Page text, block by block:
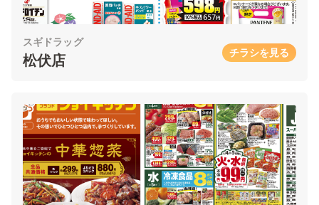
スギドラッグ
松伏店 チラシを見る